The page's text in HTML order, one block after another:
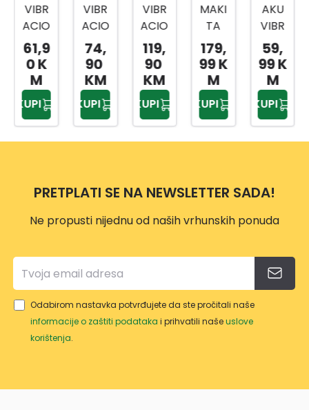
VIBR
ACIO
NA
TRO
UGLA
BRUS
ILICA
20V
CDSL
61,9
0 K
M
KUPI
VIBR
ACIO
NA
BRUS
ILICA
320
W
FS32
08
74,
90
KM
KUPI
VIBR
ACIO
NA
BRUS
ILICA
350
W
FS35
028
119,
90
KM
KUPI
MAKI
TA
VIBR
ACIO
NA
BRUS
ILICA
179,
99 K
M
KUPI
AKU
VIBR
ACIO
NA
BRUS
LICA
20V
CSHS
LI201
59,
99 K
M
KUPI
PRETPLATI SE NA NEWSLETTER SADA!
Ne propusti nijednu od naših vrhunskih ponuda
Odabirom nastavka potvrđujete da ste pročitali naše
informacije o zaštiti podataka i prihvatili našeuslove
korištenja.